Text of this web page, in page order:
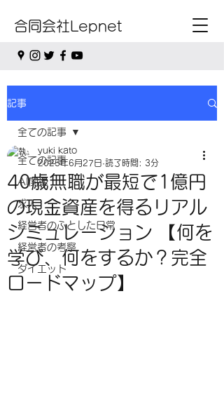
合同会社Lepnet
記事
全ての記事
AI関連
求人
経営者のふとした日常
経営者の考察
ダイエット
全ての記事
40歳無職が最短で1億円
の現金資産を得るリアル
シミュレーション 【何を
学び、何をするか？完全
ロードマップ】
yuki kato
2025年6月27日 読了時間: 3分